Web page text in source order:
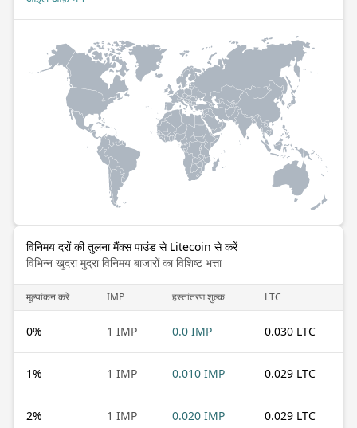
विनिमय दरों की तुलना मैंक्स पाउंड से Litecoin से करें
विभिन्न खुदरा मुद्रा विनिमय बाजारों का विशिष्ट भत्ता
मूल्यांकन करें IMP हस्तांतरण शुल्क LTC
0% 1 IMP 0.0 IMP 0.030 LTC
1% 1 IMP 0.010 IMP 0.029 LTC
2% 1 IMP 0.020 IMP 0.029 LTC